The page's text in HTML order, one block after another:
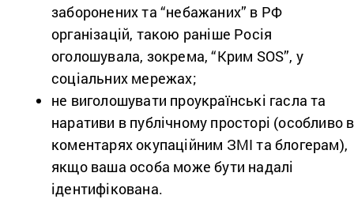
заборонених та “небажаних” в РФ
організацій, такою раніше Росія
оголошувала, зокрема, “Крим SOS”, у
соціальних мережах;
не виголошувати проукраїнські гасла та
наративи в публічному просторі (особливо в
коментарях окупаційним ЗМІ та блогерам),
якщо ваша особа може бути надалі
ідентифікована.